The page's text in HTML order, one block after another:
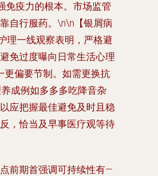
免疫力的根本。市场监管
自行服药。\n\n【银屑病
理一线观察表明，严格避
免过度曝向日常生活心理
偏要节制。如需更换抗
成例如多多多吃降音杂
应把握最佳避免及时且稳
，恰当及早事医疗观等待
前期首强调可持续性有—